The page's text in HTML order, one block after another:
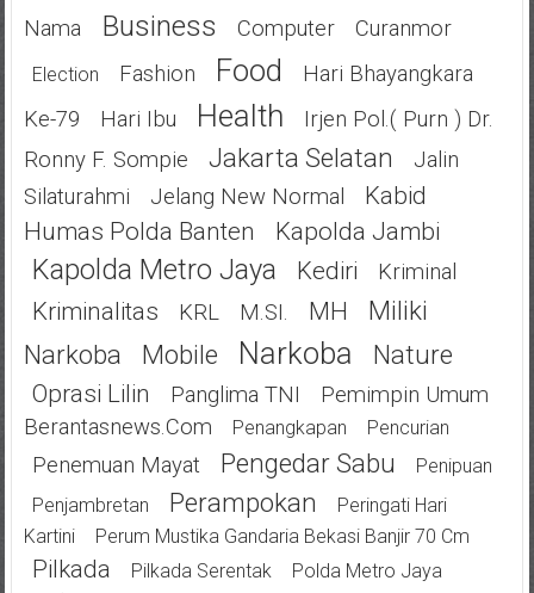
Nama
Business Computer Curanmor
Election Fashion Food
Hari Bhayangkara
Ke-79
Hari Ibu Health
Irjen Pol.( Purn ) Dr.
Ronny F. Sompie
Jakarta Selatan
Jalin
Silaturahmi
Jelang New Normal
Kabid
Humas Polda Banten
Kapolda Jambi
Kapolda Metro Jaya Kediri Kriminal
Kriminalitas KRL M.SI. MH
Miliki
Narkoba
Mobile Narkoba Nature
Oprasi Lilin Panglima TNI
Pemimpin Umum
Berantasnews.com
Penangkapan Pencurian
Penemuan Mayat Pengedar Sabu
Penipuan
Penjambretan
Perampokan
Peringati Hari
Kartini
Perum Mustika Gandaria Bekasi Banjir 70 Cm
Pilkada Pilkada Serentak Polda Metro Jaya